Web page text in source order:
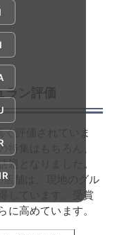
ン評価
評価されていま
特集はもちろん、
題となりました。
舗は、現地のグル
しています。受賞
に高めています。